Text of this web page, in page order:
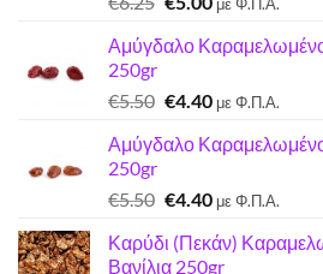
was: τιμή
€5.00.
με Φ.Π.Α.
Αμύγδαλο
250gr
€5.50 Original
was:
€4.40Η
τιμή
€4.40.
με Φ.Π.Α.
Αμύγδαλο
250gr
€5.50 Original
was:
€4.40Η
τιμή
με Φ.Π.Α.
Καρύδι (Πεκάν)
Βανίλια 250gr